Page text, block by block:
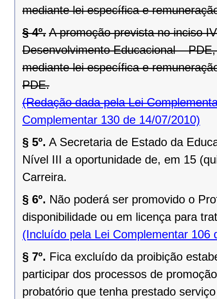
mediante lei específica e
§ 4º. A promoção prevista no inciso
Desenvolvimento Educacional –
mediante lei específica e
PDE.
(Redação dada pela Lei
Complementar 130 de 14/07/2010)
§ 5º. A Secretaria de Estado da
Nível III a oportunidade de, em 15
Carreira.
§ 6º. Não poderá ser promovido o
disponibilidade ou em licença para
(Incluído pela Lei Complementar 106
§ 7º. Fica excluído da proibição
participar dos processos de
probatório que tenha prestado